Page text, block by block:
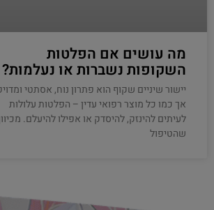
מה עושים אם הפלטות
השקופות נשברות או נעלמות?
יישור שיניים שקוף הוא פתרון נוח, אסתטי
אך כמו כל מוצר רפואי עדין – הפלטות עלולות
לעיתים להינזק, להיסדק או אפילו להיעלם.
שהטיפול